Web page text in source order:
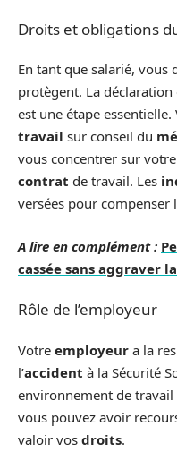
Droits et obligations
En tant que salarié, vous
protègent. La déclaration
est une étape essentielle.
travail sur conseil du
vous concentrer sur
contrat de travail. Les
versées pour compenser
A lire en complément :
cassée sans aggraver
Rôle de l’employeur
Votre employeur a la
l’accident à la Sécurité
environnement de travail
vous pouvez avoir
valoir vos droits.